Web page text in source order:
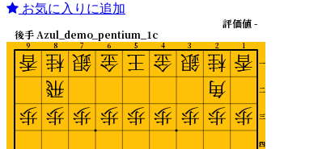
お気に入りに追加
1
2
3
4
5
6
7
8
9
一
二
三
四
後手 Azul_demo_pentium_1c
評価値 -
香
歩
桂
角
歩
銀
歩
金
歩
王
歩
金
歩
銀
歩
桂
飛
歩
香
歩